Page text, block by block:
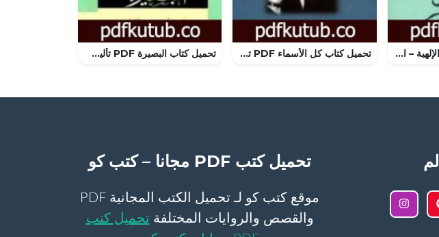
تحميل كتاب الكوميديا الإلهية – المطهر PDF تأليف دانتي أليغييري مجانا [كامل] تحميل كتاب كل الأسماء PDF تأليف جوزيه ساراماجو مجانا [كامل] تحميل كتاب البصيرة PDF تأليف جوزيه ساراماجو مجانا [كامل]
تحميل كتب PDF مجانا – كتب كو
موقع كتب كو لـ تحميل الكتب المجانية PDF
والقصص والروايات المختلفة تحميل كتب